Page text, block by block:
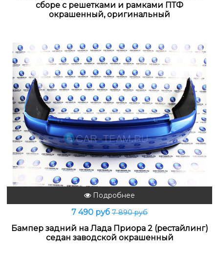
сборе с решетками и рамками ПТФ
окрашенный, оригинальный
Подробнее
7 490 руб 7 890 руб
Бампер задний на Лада Приора 2 (рестайлинг)
седан заводской окрашенный